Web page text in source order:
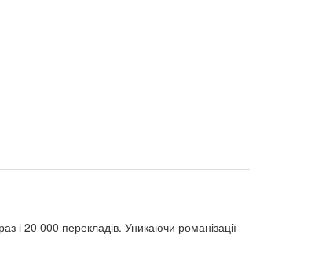
і 20 000 перекладів. Уникаючи романізації